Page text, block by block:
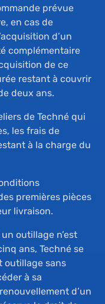
prévue
en cas de
d’un
complémentaire
de ce
restant à couvrir
deux ans.
de Techné qui
les frais de
à la charge du
premières pièces
livraison.
outillage n’est
ans, Techné se
outillage sans
à sa
d’un